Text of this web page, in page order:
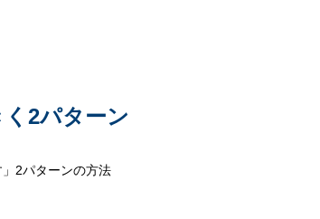
2パターン
2パターンの方法